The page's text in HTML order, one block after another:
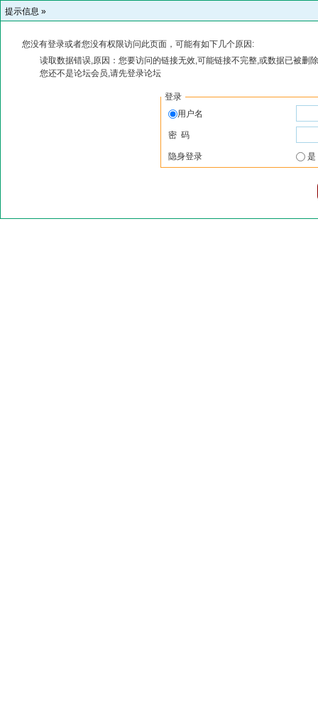
提示信息 »
您没有登录或者您没有权限访问此页面，可能有如下几个原因:
读取数据错误,原因：您要访问的链接无效,可能链接不完整,或数据已被删
您还不是论坛会员,请先登录论坛
登录
用户名
密 码
隐身登录